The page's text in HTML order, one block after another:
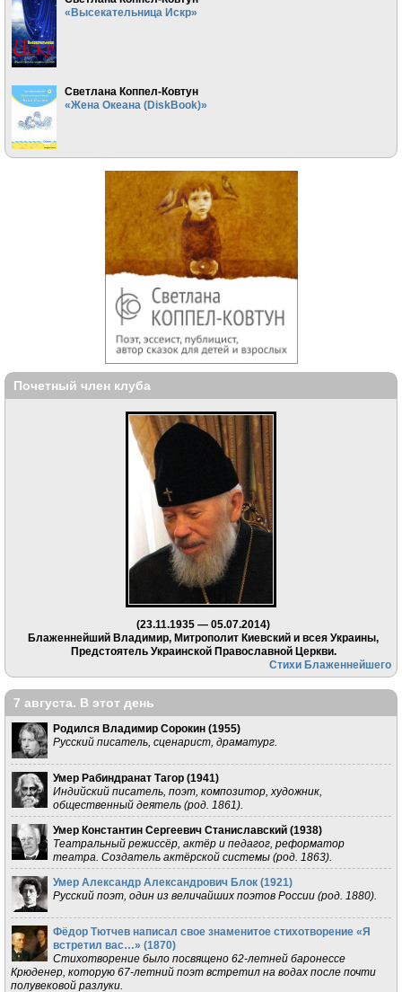
«Высекательница Искр»
Светлана Коппел-Ковтун
«Жена Океана (DiskBook)»
Почетный член клуба
(23.11.1935 — 05.07.2014)
Блаженнейший Владимир, Митрополит Киевский и всея Украины,
Предстоятель Украинской Православной Церкви.
Стихи Блаженнейшего
7 августа. В этот день
Родился Владимир Сорокин (1955)
Русский писатель, сценарист, драматург.
Умер Рабиндранат Тагор (1941)
Индийский писатель, поэт, композитор, художник,
общественный деятель (род. 1861).
Умер Константин Сергеевич Станиславский (1938)
Театральный режиссёр, актёр и педагог, реформатор
театра. Создатель актёрской системы (род. 1863).
Умер Александр Александрович Блок (1921)
Русский поэт, один из величайших поэтов России (род. 1880).
Фёдор Тютчев написал свое знаменитое стихотворение «Я
встретил вас…» (1870)
Стихотворение было посвящено 62-летней баронессе
Крюденер, которую 67-летний поэт встретил на водах после почти
полувековой разлуки.